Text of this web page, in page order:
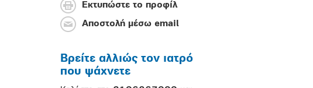
Εκτυπώστε το προφίλ
Αποστολή μέσω email
Βρείτε αλλιώς τον ιατρό
που ψάχνετε